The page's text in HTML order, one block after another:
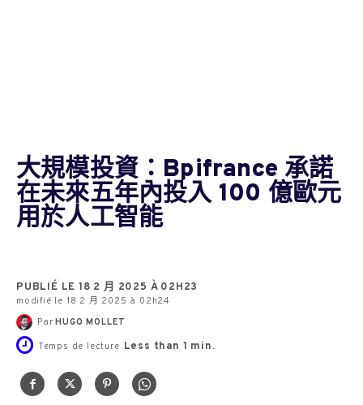
大規模投資：Bpifrance 承諾
在未來五年內投入 100 億歐元
用於人工智能
PUBLIÉ LE 18 2 月 2025 À 02H23
modifié le 18 2 月 2025 à 02h24
Par HUGO MOLLET
Temps de lecture Less than 1 min.